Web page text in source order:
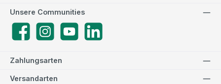
Zahlungsarten
Versandarten
Unsere Communities
FacebookInstagramYouTube